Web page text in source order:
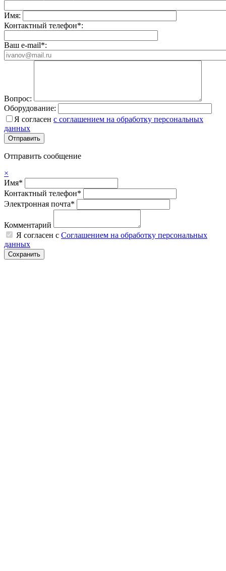
Имя:
Контактный телефон*:
Ваш e-mail*:
Вопрос:
Оборудование:
Я согласен с соглашением на обработку персональных
данных
Отправить сообщение
×
Имя*
Контактный телефон*
Электронная почта*
Комментарий
Я согласен с Соглашением на обработку персональных
данных